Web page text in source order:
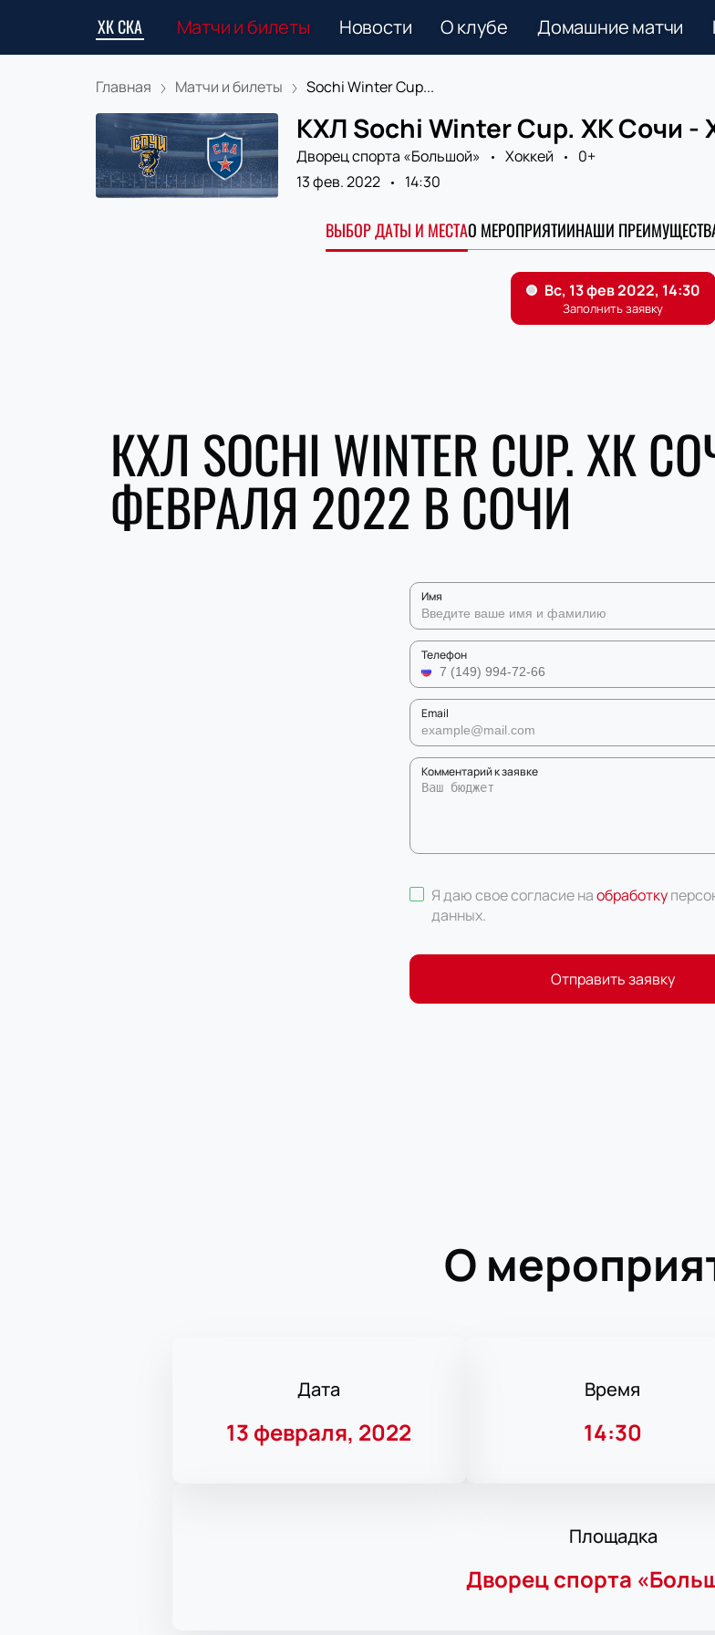
ХК СКА Матчи и билеты Новости О клубе Домашние матчи
Главная Матчи и билеты Sochi Winter Cup...
КХЛ Sochi Winter Cup. ХК Сочи -
Дворец спорта «Большой» Хоккей
0+
13 фев. 2022
14:30
ВЫБОР ДАТЫ И МЕСТАО МЕРОПРИЯТИИНАШИ
КХЛ SOCHI WINTER CUP. ХК
ФЕВРАЛЯ 2022 В СОЧИ
Имя
Телефон
Email
Комментарий к заявке
Я даю свое согласие наобработку
данных.
Отправить заявку
О
Дата
13 февраля, 2022
Время
14:30
Площадка
Дворец спорта